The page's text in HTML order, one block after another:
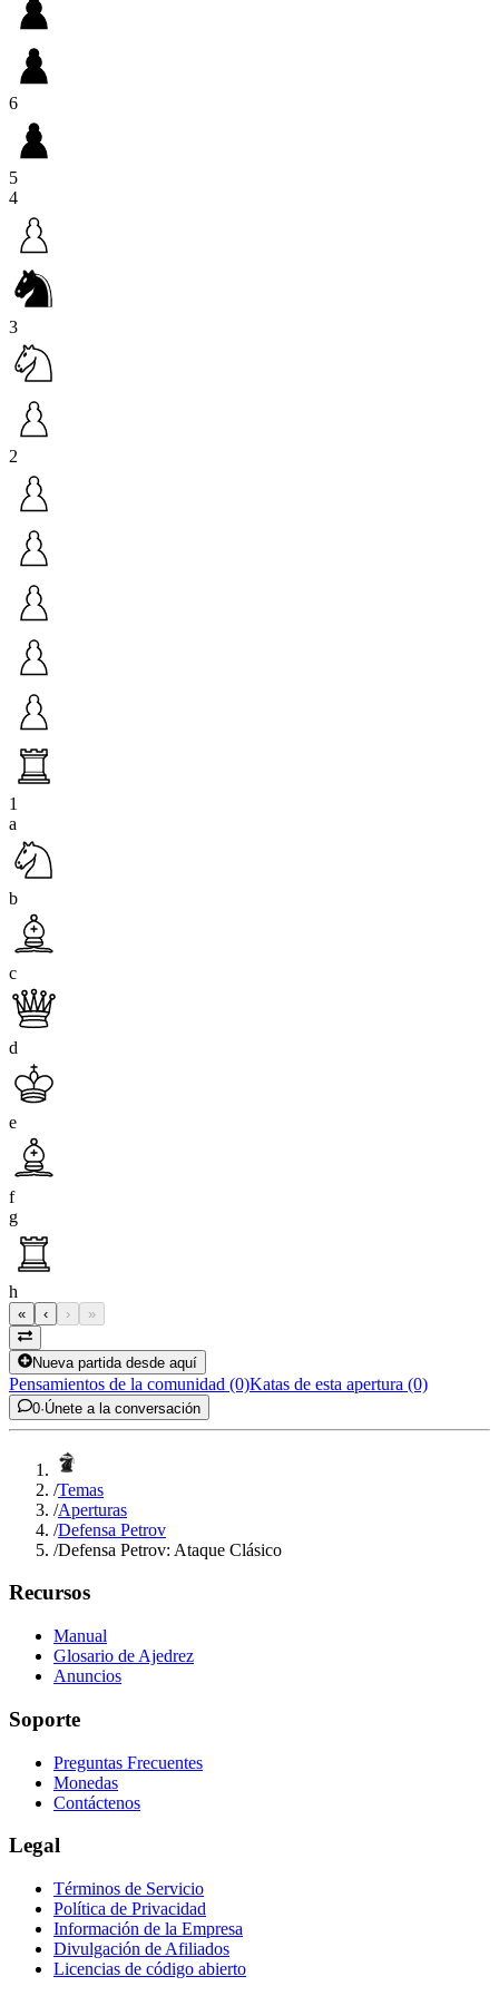
6
5
4
3
2
1
a
b
c
d
e
f
g
h
« ‹ › »
Nueva partida desde aquí
Pensamientos de la comunidad (0)Katas de esta apertura (0)
0·Únete a la conversación
/Temas
/Aperturas
/Defensa Petrov
/Defensa Petrov: Ataque Clásico
Recursos
Manual
Glosario de Ajedrez
Anuncios
Soporte
Preguntas Frecuentes
Monedas
Contáctenos
Legal
Términos de Servicio
Política de Privacidad
Información de la Empresa
Divulgación de Afiliados
Licencias de código abierto